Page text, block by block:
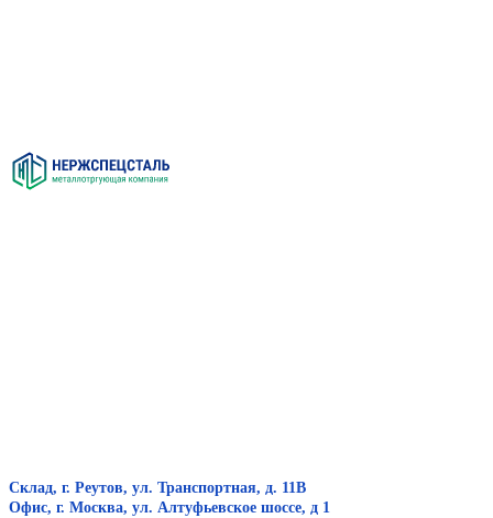
Склад, г. Реутов, ул. Транспортная, д. 11В
Офис, г. Москва, ул. Алтуфьевское шоссе, д 1